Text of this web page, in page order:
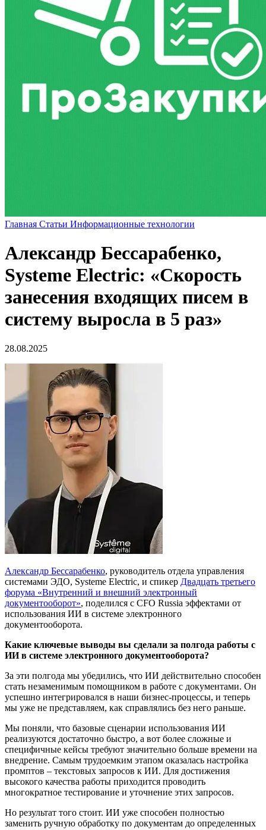
Главная Статьи Информационные технологии
Александр Бессарабенко,
Systeme Electric: «Скорость
занесения входящих писем в
систему выросла в 5 раз»
28.08.2025
Александр Бессарабенко, руководитель отдела управления
системами ЭДО, Systeme Electric, и спикер Двадцать третьего
форума «Внутренний и внешний электронный
документооборот», поделился с CFO Russia эффектами от
использования ИИ в системе электронного
документооборота.
Какие ключевые выводы вы сделали за полгода работы с
ИИ в системе электронного документооборота?
За эти полгода мы убедились, что ИИ действительно способен
стать незаменимым помощником в работе с документами. Он
успешно интегрировался в наши бизнес-процессы, и теперь
мы уже не представляем, как справлялись без него раньше.
Мы поняли, что базовые сценарии использования ИИ
реализуются достаточно быстро, а вот более сложные и
специфичные кейсы требуют значительно больше времени на
внедрение. Самым трудоемким этапом оказалась настройка
промптов – текстовых запросов к ИИ. Для достижения
высокого качества работы приходится проводить
многократное тестирование и уточнение этих запросов.
Но результат того стоит. ИИ уже способен полностью
заменить ручную обработку по документам до определенных